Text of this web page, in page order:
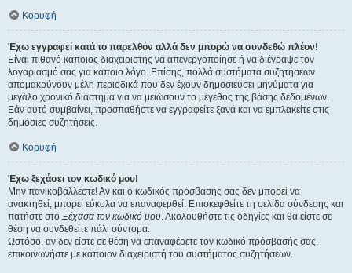
Κορυφή
Έχω εγγραφεί κατά το παρελθόν αλλά δεν μπορώ να συνδεθώ πλέον!
Είναι πιθανό κάποιος διαχειριστής να απενεργοποίησε ή να διέγραψε τον
λογαριασμό σας για κάποιο λόγο. Επίσης, πολλά συστήματα συζητήσεων
απομακρύνουν μέλη περιοδικά που δεν έχουν δημοσιεύσει μηνύματα για
μεγάλο χρονικό διάστημα για να μειώσουν το μέγεθος της βάσης δεδομένων.
Εάν αυτό συμβαίνει, προσπαθήστε να εγγραφείτε ξανά και να εμπλακείτε στις
δημόσιες συζητήσεις.
Κορυφή
Έχω ξεχάσει τον κωδικό μου!
Μην πανικοβάλλεστε! Αν και ο κωδικός πρόσβασής σας δεν μπορεί να
ανακτηθεί, μπορεί εύκολα να επαναφερθεί. Επισκεφθείτε τη σελίδα σύνδεσης και
πατήστε στο Ξέχασα τον κωδικό μου. Ακολουθήστε τις οδηγίες και θα είστε σε
θέση να συνδεθείτε πάλι σύντομα.
Ωστόσο, αν δεν είστε σε θέση να επαναφέρετε τον κωδικό πρόσβασής σας,
επικοινωνήστε με κάποιον διαχειριστή του συστήματος συζητήσεων.